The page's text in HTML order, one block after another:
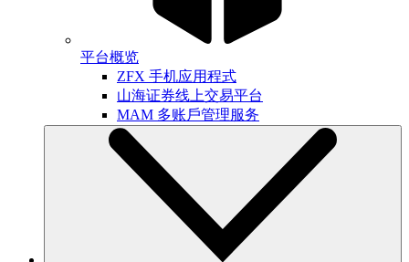
平台概览
ZFX 手机应用程式
山海证券线上交易平台
MAM 多账戶管理服务